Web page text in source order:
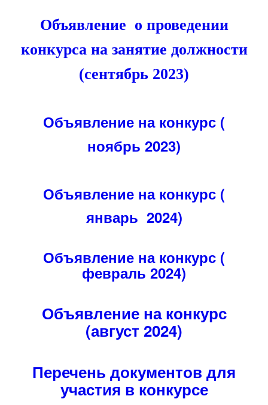
Объявление о проведении
конкурса на занятие должности
(сентябрь 2023)
Объявление на конкурс (
ноябрь 2023)
Объявление на конкурс (
январь 2024)
Объявление на конкурс (
февраль 2024)
Объявление на конкурс
(август 2024)
Перечень документов для
участия в конкурсе